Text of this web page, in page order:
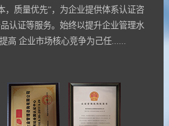
，质量优先”，为企业提供体系认证咨
认证等服务。始终以提升企业管理水
高 企业市场核心竞争为己任......